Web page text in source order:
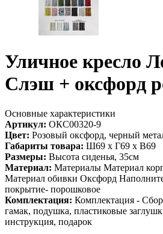
Уличное кресло
Слэш + оксфорд
Основные характеристики
Артикул: ОКС00320-9
Цвет: Розовый оксфорд, черный
Габариты товара: Ш69 х Г69 х В69
Размеры: Высота сиденья, 35см
Материал: Материалы Материал
Материал обивки Оксфорд
покрытие- порошковое
Комплектация: Комплектация -
гамак, подушка, пластиковые
инструкция, подарок